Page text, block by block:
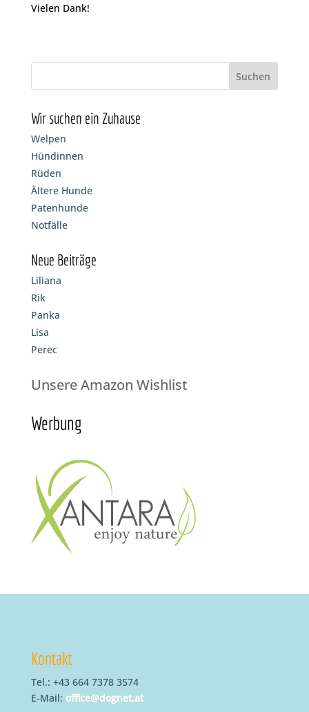
Vielen Dank!
Wir suchen ein Zuhause
Welpen
Hündinnen
Rüden
Ältere Hunde
Patenhunde
Notfälle
Neue Beiträge
Liliana
Rik
Panka
Lisa
Perec
Unsere Amazon Wishlist
Werbung
Kontakt
Tel.: +43 664 7378 3574
E-Mail: office@dognet.at